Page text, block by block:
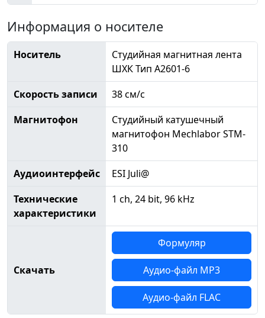
Информация о носителе
Носитель
Студийная магнитная лента
ШХК Тип А2601-6
Скорость записи
38 см/с
Магнитофон
Студийный катушечный
магнитофон Mechlabor STM-
310
Аудиоинтерфейс
ESI Juli@
Технические
характеристики
1 ch, 24 bit, 96 kHz
Скачать
Формуляр
Аудио-файл MP3
Аудио-файл FLAC